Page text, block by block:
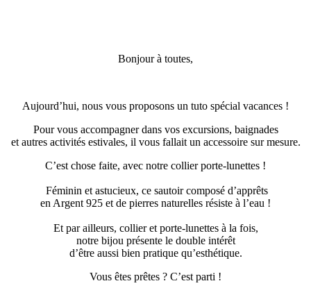
Bonjour à toutes,
Aujourd’hui, nous vous proposons un tuto spécial vacances !
Pour vous accompagner dans vos excursions, baignades
et autres activités estivales, il vous fallait un accessoire sur mesure.
C’est chose faite, avec notre collier porte-lunettes !
Féminin et astucieux, ce sautoir composé d’apprêts
en Argent 925 et de pierres naturelles résiste à l’eau !
Et par ailleurs, collier et porte-lunettes à la fois,
notre bijou présente le double intérêt
d’être aussi bien pratique qu’esthétique.
Vous êtes prêtes ? C’est parti !